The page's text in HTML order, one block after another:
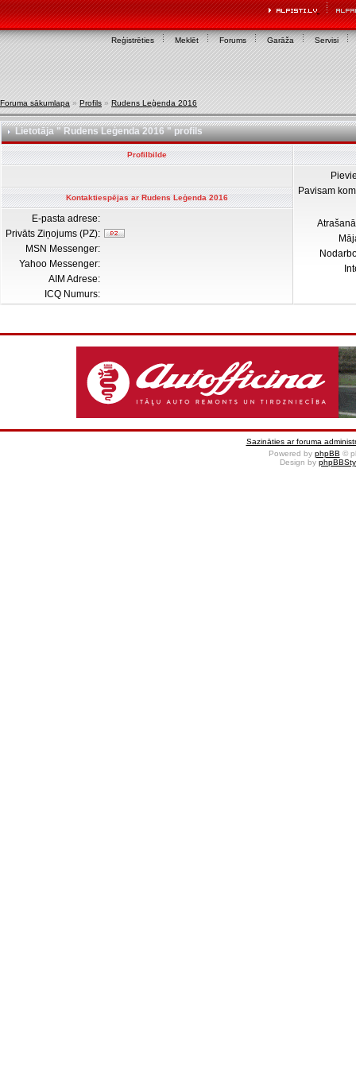
Reģistrēties Meklēt Forums Garāža Servisi
Foruma sākumlapa » Profils » Rudens Leģenda 2016
Lietotāja " Rudens Leģenda 2016 " profils
Profilbilde
Pavisam
Kontaktiespējas ar Rudens Leģenda 2016
E-pasta adrese:
Privāts Ziņojums (PZ):
MSN Messenger:
Yahoo Messenger:
AIM Adrese:
ICQ Numurs:
Sazināties ar foruma
Powered by phpBB ©
Design by